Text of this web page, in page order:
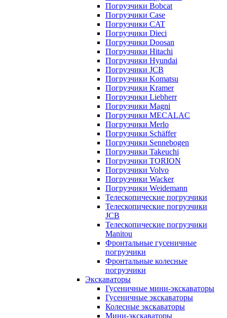
Погрузчики Bobcat
Погрузчики Case
Погрузчики CAT
Погрузчики Dieci
Погрузчики Doosan
Погрузчики Hitachi
Погрузчики Hyundai
Погрузчики JCB
Погрузчики Komatsu
Погрузчики Kramer
Погрузчики Liebherr
Погрузчики Magni
Погрузчики MECALAC
Погрузчики Merlo
Погрузчики Schäffer
Погрузчики Sennebogen
Погрузчики Takeuchi
Погрузчики TORION
Погрузчики Volvo
Погрузчики Wacker
Погрузчики Weidemann
Телескопические погрузчики
Телескопические погрузчики
JCB
Телескопические погрузчики
Manitou
Фронтальные гусеничные
погрузчики
Фронтальные колесные
погрузчики
Экскаваторы
Гусеничные мини-экскаваторы
Гусеничные экскаваторы
Колесные экскаваторы
Мини-экскаваторы